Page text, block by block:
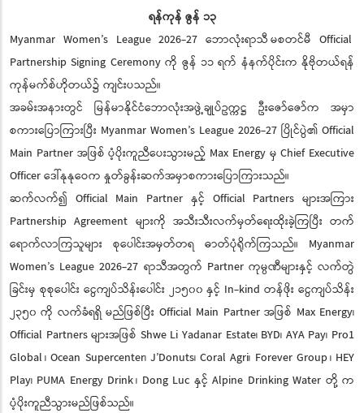
ရန်ကုန် ဇွန် ၁၃
Myanmar Women’s League 2026-27 ဘောလုံးရာသီ မစတင်မီ Official
Partnership Signing Ceremony ကို ဇွန် ၁၁ ရက် နံနက်ပိုင်းက နိုဗိုတယ်ရန်
ကုန်မက်စ်ဟိုတယ်၌ ကျင်းပသည်။
အခမ်းအနားတွင် မြန်မာနိုင်ငံဘောလုံးအဖွဲ့ချုပ်ဥက္ကဋ္ဌ ဦးဇော်ဇော်က အမှာ
စကားပြောကြားပြီး Myanmar Women’s League 2026-27 ပြိုင်ပွဲ၏ Official
Main Partner အဖြစ် ပံ့ပိုးကူညီပေးသွားမည့် Max Energy မှ Chief Executive
Officer ဒေါ်နုနုဝေက နှုတ်ခွန်းဆက်အမှာစကားပြောကြားသည်။
ဆက်လက်၍ Official Main Partner နှင့် Official Partners များအကြား
Partnership Agreement များကို အသီးသီးလက်မှတ်ရေးထိုးခဲ့ကြပြီး တက်
ရောက်လာကြသူများ စုပေါင်းအမှတ်တရ ဓာတ်ပုံရိုက်ကြသည်။ Myanmar
Women’s League 2026-27 ရာသီအတွက် Partner ကုမ္ပဏီများနှင့် လက်တွဲ
ခြင်းမှ စုစုပေါင်း ငွေကျပ်သိန်းပေါင်း ၂၁၅၀၀ နှင့် In-kind တန်ဖိုး ငွေကျပ်သိန်း
၂၃၅၀ ကို လက်ခံရရှိ မည်ဖြစ်ပြီး Official Main Partner အဖြစ် Max Energy၊
Official Partners များအဖြစ် Shwe Li Yadanar Estate၊ BYD၊ AYA Pay၊ Pro1
Global ၊ Ocean Supercenter၊ J’Donuts၊ Coral Agri၊ Forever Group ၊ HEY
Play၊ PUMA Energy Drink ၊ Dong Luc နှင့် Alpine Drinking Water တို့ က
ပံ့ပိုးကူညီသွားမည်ဖြစ်သည်။